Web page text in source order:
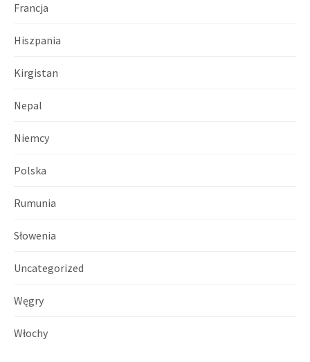
Francja
Hiszpania
Kirgistan
Nepal
Niemcy
Polska
Rumunia
Słowenia
Uncategorized
Węgry
Włochy